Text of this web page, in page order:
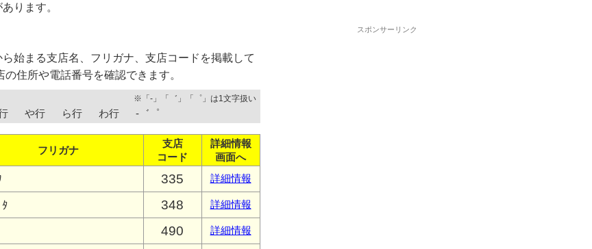
ります。
始まる支店名、フリガナ、支店コードを掲載して
住所や電話番号を確認できます。
※「-」「゛」「゜」は1文字扱い
や行 ら行 わ行 -゛゜
フリガナ
支店
コード
詳細情報
画面へ
335 詳細情報
348 詳細情報
490 詳細情報
スポンサーリンク